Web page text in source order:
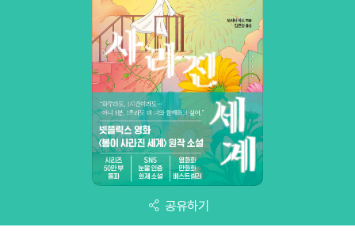
공유하기